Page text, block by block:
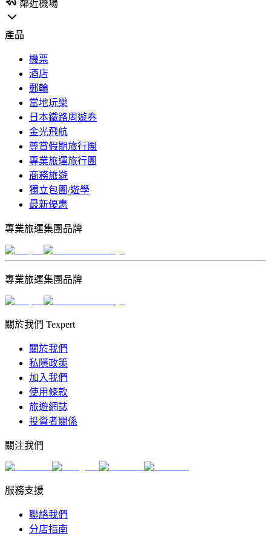
鄰近機場
產品
機票
酒店
郵輪
當地玩樂
日本鐵路周遊券
金光飛航
尊賞假期旅行團
專業旅運旅行團
商務旅遊
獨立包團/遊學
最新優惠
專業旅運集團品牌
專業旅運集團品牌
關於我們 Texpert
關於我們
私隱政策
加入我們
使用條款
旅遊網誌
投資者關係
關注我們
服務支援
聯絡我們
分店指南